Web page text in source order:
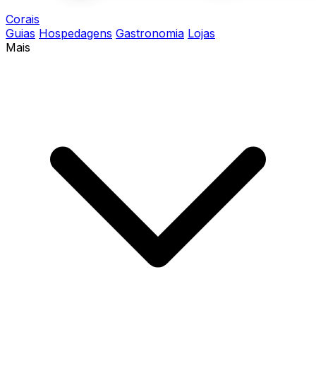
Corais
Guias Hospedagens Gastronomia Lojas
Mais